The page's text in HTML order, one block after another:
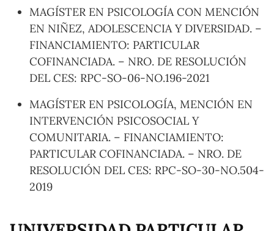
MAGÍSTER EN PSICOLOGÍA CON MENCIÓN
EN NIÑEZ, ADOLESCENCIA Y DIVERSIDAD. –
FINANCIAMIENTO: PARTICULAR
COFINANCIADA. – NRO. DE RESOLUCIÓN
DEL CES: RPC-SO-06-NO.196-2021
MAGÍSTER EN PSICOLOGÍA, MENCIÓN EN
INTERVENCIÓN PSICOSOCIAL Y
COMUNITARIA. – FINANCIAMIENTO:
PARTICULAR COFINANCIADA. – NRO. DE
RESOLUCIÓN DEL CES: RPC-SO-30-NO.504-
2019